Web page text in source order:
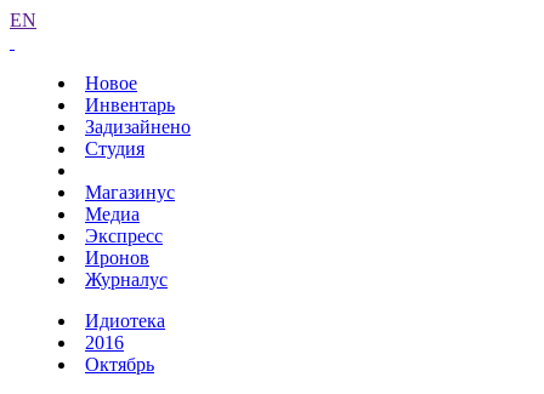
EN
Новое
Инвентарь
Задизайнено
Студия
Магазинус
Медиа
Экспресс
Иронов
Журналус
Идиотека
2016
Октябрь